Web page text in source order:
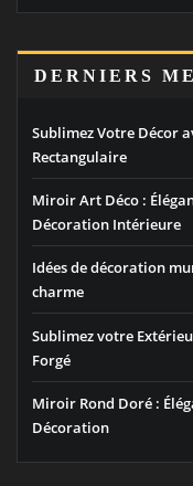
DERNIERS
Sublimez Votre Décor
Rectangulaire
Miroir Art Déco :
Décoration Intérieure
Idées de décoration
charme
Sublimez votre
Forgé
Miroir Rond Doré :
Décoration